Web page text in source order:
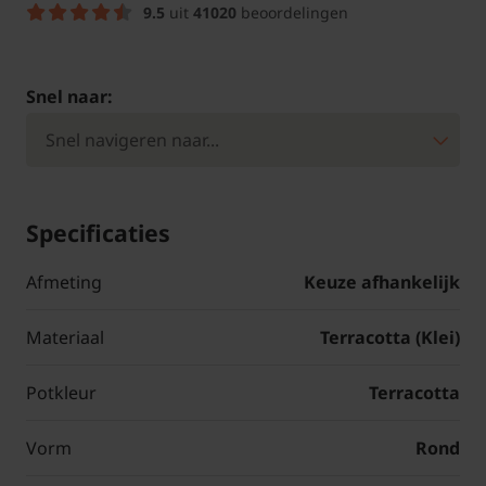
9.5 uit 41020 beoordelingen
Snel naar:
Specificaties
Afmeting Keuze afhankelijk
Materiaal Terracotta (Klei)
Potkleur Terracotta
Vorm Rond